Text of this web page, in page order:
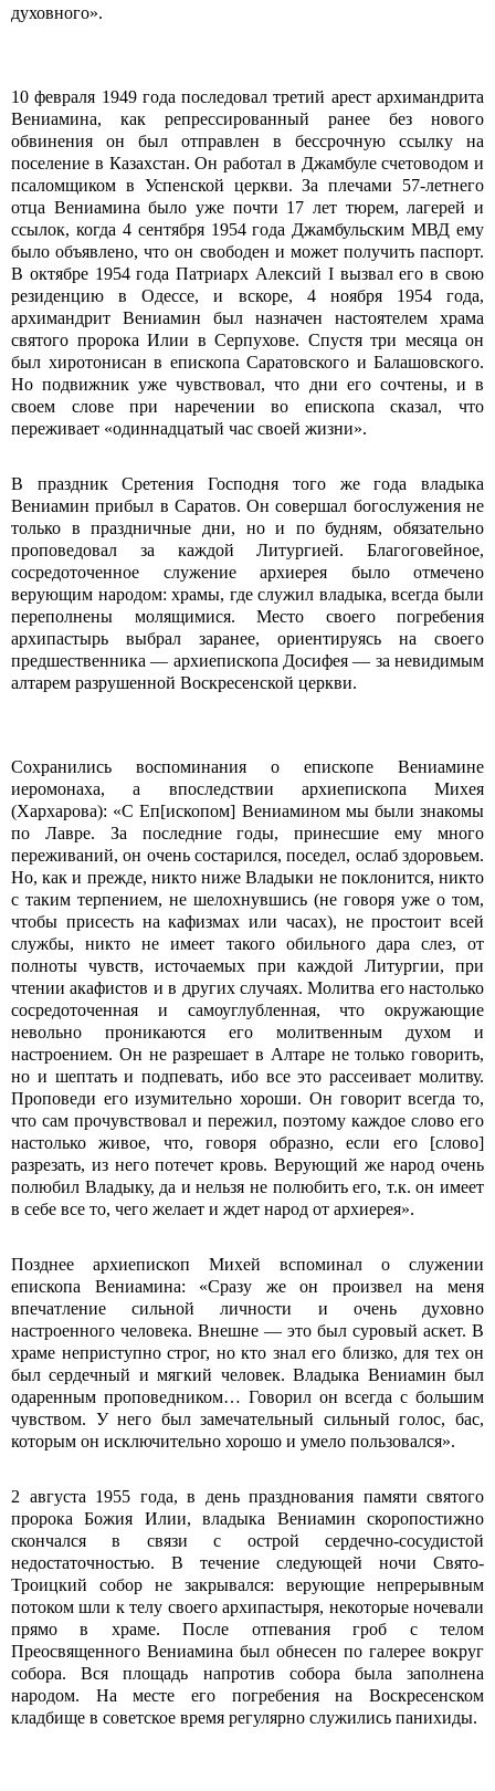
духовного».
10 февраля 1949 года последовал третий арест архимандрита
Вениамина, как репрессированный ранее без нового
обвинения он был отправлен в бессрочную ссылку на
поселение в Казахстан. Он работал в Джамбуле счетоводом и
псаломщиком в Успенской церкви. За плечами 57-летнего
отца Вениамина было уже почти 17 лет тюрем, лагерей и
ссылок, когда 4 сентября 1954 года Джамбульским МВД ему
было объявлено, что он свободен и может получить паспорт.
В октябре 1954 года Патриарх Алексий I вызвал его в свою
резиденцию в Одессе, и вскоре, 4 ноября 1954 года,
архимандрит Вениамин был назначен настоятелем храма
святого пророка Илии в Серпухове. Спустя три месяца он
был хиротонисан в епископа Саратовского и Балашовского.
Но подвижник уже чувствовал, что дни его сочтены, и в
своем слове при наречении во епископа сказал, что
переживает «одиннадцатый час своей жизни».
В праздник Сретения Господня того же года владыка
Вениамин прибыл в Саратов. Он совершал богослужения не
только в праздничные дни, но и по будням, обязательно
проповедовал за каждой Литургией. Благоговейное,
сосредоточенное служение архиерея было отмечено
верующим народом: храмы, где служил владыка, всегда были
переполнены молящимися. Место своего погребения
архипастырь выбрал заранее, ориентируясь на своего
предшественника — архиепископа Досифея — за невидимым
алтарем разрушенной Воскресенской церкви.
Сохранились воспоминания о епископе Вениамине
иеромонаха, а впоследствии архиепископа Михея
(Хархарова): «С Еп[ископом] Вениамином мы были знакомы
по Лавре. За последние годы, принесшие ему много
переживаний, он очень состарился, поседел, ослаб здоровьем.
Но, как и прежде, никто ниже Владыки не поклонится, никто
с таким терпением, не шелохнувшись (не говоря уже о том,
чтобы присесть на кафизмах или часах), не простоит всей
службы, никто не имеет такого обильного дара слез, от
полноты чувств, источаемых при каждой Литургии, при
чтении акафистов и в других случаях. Молитва его настолько
сосредоточенная и самоуглубленная, что окружающие
невольно проникаются его молитвенным духом и
настроением. Он не разрешает в Алтаре не только говорить,
но и шептать и подпевать, ибо все это рассеивает молитву.
Проповеди его изумительно хороши. Он говорит всегда то,
что сам прочувствовал и пережил, поэтому каждое слово его
настолько живое, что, говоря образно, если его [слово]
разрезать, из него потечет кровь. Верующий же народ очень
полюбил Владыку, да и нельзя не полюбить его, т.к. он имеет
в себе все то, чего желает и ждет народ от архиерея».
Позднее архиепископ Михей вспоминал о служении
епископа Вениамина: «Сразу же он произвел на меня
впечатление сильной личности и очень духовно
настроенного человека. Внешне — это был суровый аскет. В
храме неприступно строг, но кто знал его близко, для тех он
был сердечный и мягкий человек. Владыка Вениамин был
одаренным проповедником… Говорил он всегда с большим
чувством. У него был замечательный сильный голос, бас,
которым он исключительно хорошо и умело пользовался».
2 августа 1955 года, в день празднования памяти святого
пророка Божия Илии, владыка Вениамин скоропостижно
скончался в связи с острой сердечно-сосудистой
недостаточностью. В течение следующей ночи Свято-
Троицкий собор не закрывался: верующие непрерывным
потоком шли к телу своего архипастыря, некоторые ночевали
прямо в храме. После отпевания гроб с телом
Преосвященного Вениамина был обнесен по галерее вокруг
собора. Вся площадь напротив собора была заполнена
народом. На месте его погребения на Воскресенском
кладбище в советское время регулярно служились панихиды.